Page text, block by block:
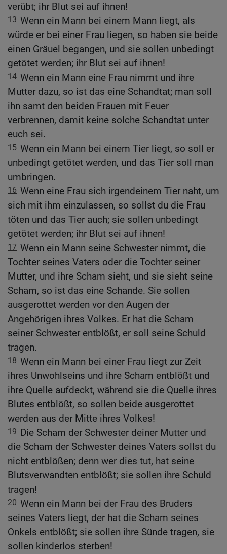
verübt; ihr Blut sei auf ihnen!
13 Wenn ein Mann bei einem Mann liegt, als
würde er bei einer Frau liegen, so haben sie beide
einen Gräuel begangen, und sie sollen unbedingt
getötet werden; ihr Blut sei auf ihnen!
14 Wenn ein Mann eine Frau nimmt und ihre
Mutter dazu, so ist das eine Schandtat; man soll
ihn samt den beiden Frauen mit Feuer
verbrennen, damit keine solche Schandtat unter
euch sei.
15 Wenn ein Mann bei einem Tier liegt, so soll er
unbedingt getötet werden, und das Tier soll man
umbringen.
16 Wenn eine Frau sich irgendeinem Tier naht, um
sich mit ihm einzulassen, so sollst du die Frau
töten und das Tier auch; sie sollen unbedingt
getötet werden; ihr Blut sei auf ihnen!
17 Wenn ein Mann seine Schwester nimmt, die
Tochter seines Vaters oder die Tochter seiner
Mutter, und ihre Scham sieht, und sie sieht seine
Scham, so ist das eine Schande. Sie sollen
ausgerottet werden vor den Augen der
Angehörigen ihres Volkes. Er hat die Scham
seiner Schwester entblößt, er soll seine Schuld
tragen.
18 Wenn ein Mann bei einer Frau liegt zur Zeit
ihres Unwohlseins und ihre Scham entblößt und
ihre Quelle aufdeckt, während sie die Quelle ihres
Blutes entblößt, so sollen beide ausgerottet
werden aus der Mitte ihres Volkes!
19 Die Scham der Schwester deiner Mutter und
die Scham der Schwester deines Vaters sollst du
nicht entblößen; denn wer dies tut, hat seine
Blutsverwandten entblößt; sie sollen ihre Schuld
tragen!
20 Wenn ein Mann bei der Frau des Bruders
seines Vaters liegt, der hat die Scham seines
Onkels entblößt; sie sollen ihre Sünde tragen, sie
sollen kinderlos sterben!